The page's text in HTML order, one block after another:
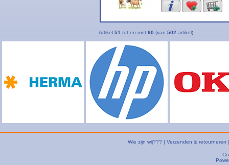
Artikel 51 tot en met 60 (van 502 artikel)
Wie zijn wij??? | Verzenden & retourneren